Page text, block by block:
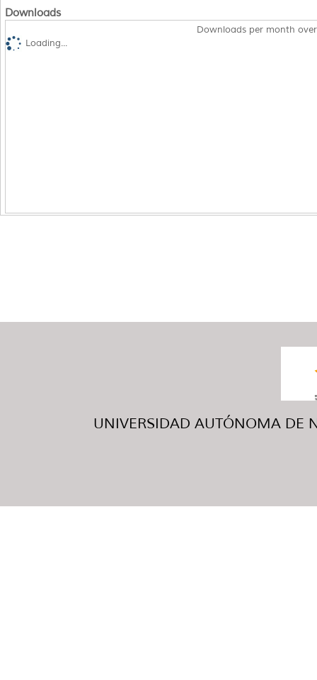
Downloads
Downloads per month
Loading...
UNIVERSIDAD AUTÓNOMA DE